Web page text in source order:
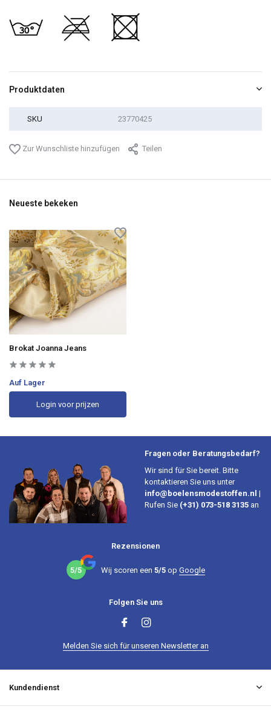
Produktdaten
SKU 23770425
Zur Wunschliste hinzufügen Teilen
Neueste bekeken
Brokat Joanna Jeans
Auf Lager
Login voor prijzen
Fragen oder Beratungsbedarf?
Wir sind für Sie bereit. Bitte
kontaktieren Sie uns unter
info@boelensmodestoffen.nl |
Rufen Sie (+31) 073-518 3135 an
Rezensionen
5/5 Wij scoren een 5/5op Google
Folgen Sie uns
Melden Sie sich für unseren Newsletter an
Kundendienst